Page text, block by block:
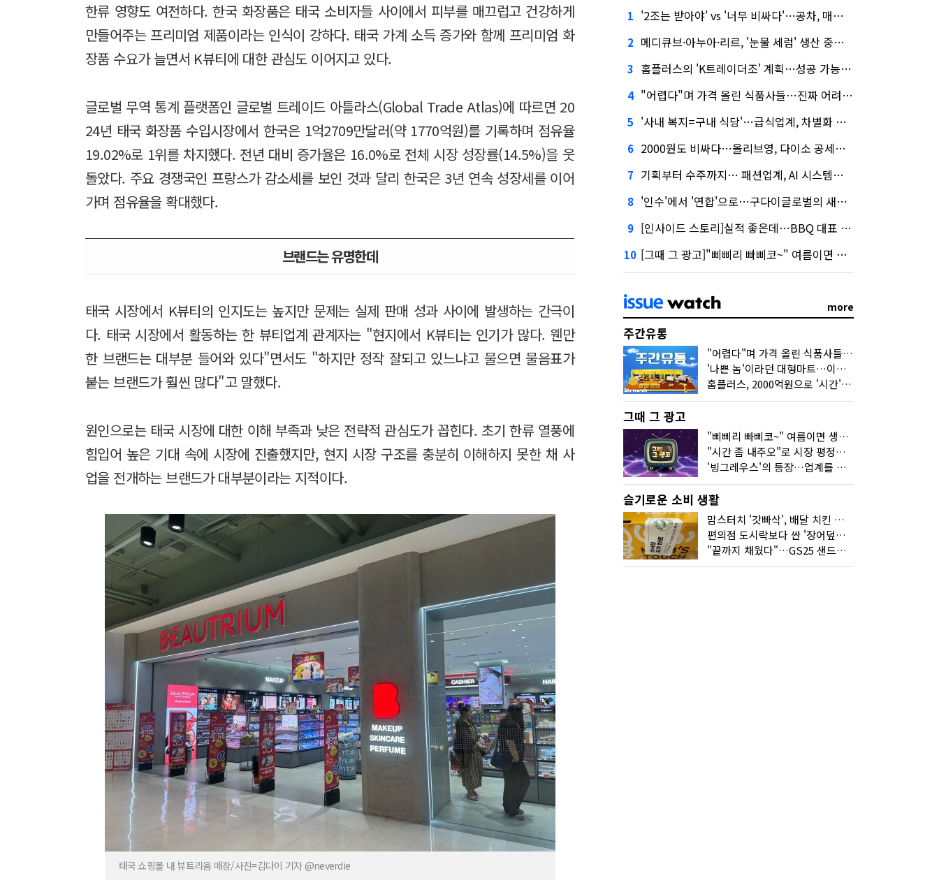
한류 영향도 여전하다. 한국 화장품은 태국 소비자들 사이에서 피부를 매끄럽고 건강하게
만들어주는 프리미엄 제품이라는 인식이 강하다. 태국 가계 소득 증가와 함께 프리미엄 화
장품 수요가 늘면서 K뷰티에 대한 관심도 이어지고 있다.
글로벌 무역 통계 플랫폼인 글로벌 트레이드 아틀라스(Global Trade Atlas)에 따르면 20
24년 태국 화장품 수입시장에서 한국은 1억2709만달러(약 1770억원)를 기록하며 점유율
19.02%로 1위를 차지했다. 전년 대비 증가율은 16.0%로 전체 시장 성장률(14.5%)을 웃
돌았다. 주요 경쟁국인 프랑스가 감소세를 보인 것과 달리 한국은 3년 연속 성장세를 이어
가며 점유율을 확대했다.
브랜드는 유명한데
태국 시장에서 K뷰티의 인지도는 높지만 문제는 실제 판매 성과 사이에 발생하는 간극이
다. 태국 시장에서 활동하는 한 뷰티업계 관계자는 "현지에서 K뷰티는 인기가 많다. 웬만
한 브랜드는 대부분 들어와 있다"면서도 "하지만 정작 잘되고 있느냐고 물으면 물음표가
붙는 브랜드가 훨씬 많다"고 말했다.
원인으로는 태국 시장에 대한 이해 부족과 낮은 전략적 관심도가 꼽힌다. 초기 한류 열풍에
힘입어 높은 기대 속에 시장에 진출했지만, 현지 시장 구조를 충분히 이해하지 못한 채 사
업을 전개하는 브랜드가 대부분이라는 지적이다.
태국 쇼핑몰 내 뷰트리움 매장/사진=김다이 기자 @neverdie
1 '2조는 받아야' vs '너무 비싸다'…공차, 매각 성공할까
2 메디큐브·아누아·리르, '눈물 세럼' 생산 중단한다
3 홈플러스의 'K트레이더조' 계획…성공 가능성은 '글쎄'
4 "어렵다"며 가격 올린 식품사들…진짜 어려운 거 맞아?
5 '사내 복지=구내 식당'…급식업계, 차별화 경쟁 본격화
6 2000원도 비싸다…올리브영, 다이소 공세에 '가성비'로 맞불
7 기획부터 수주까지… 패션업계, AI 시스템화 박차
8 '인수'에서 '연합'으로…구다이글로벌의 새로운 투자법
9 [인사이드 스토리]실적 좋은데…BBQ 대표 '파리목숨'된 이유
10 [그때 그 광고]"삐삐리 빠삐코~" 여름이면 생각나는 그 노래
more
주간유통
"어렵다"며 가격 올린 식품사들…진짜 어려운 거 맞아?
'나쁜 놈'이라던 대형마트…이젠 '불쌍한 놈' 됐다
홈플러스, 2000억원으로 '시간'을 샀다
그때 그 광고
"삐삐리 빠삐코~" 여름이면 생각나는 그 노래
"시간 좀 내주오"로 시장 평정한 하이마트
'빙그레우스'의 등장…업계를 흔든 '세계관' 마케팅
슬기로운 소비 생활
맘스터치 '갓빠삭', 배달 치킨 선입견을 바꿨다
편의점 도시락보다 싼 '장어덮밥'…오뚜기가 해냈다
"끝까지 채웠다"…GS25 샌드위치의 달라진 '속'사정